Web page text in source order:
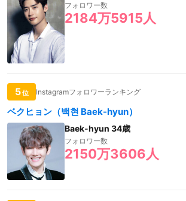
フォロワー数
2184万5915人
5位 Instagramフォロワーランキング
ベクヒョン（백현 Baek-hyun）
Baek-hyun 34歳
フォロワー数
2150万3606人